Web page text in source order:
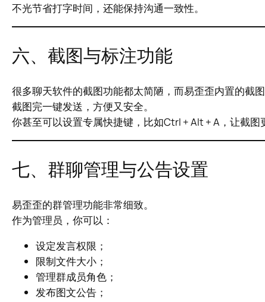
不光节省打字时间，还能保持沟通一致性。
六、截图与标注功能
很多聊天软件的截图功能都太简陋，而易歪歪内置的截
截图完一键发送，方便又安全。
你甚至可以设置专属快捷键，比如Ctrl + Alt + A，让截图
七、群聊管理与公告设置
易歪歪的群管理功能非常细致。
作为管理员，你可以：
设定发言权限；
限制文件大小；
管理群成员角色；
发布图文公告；